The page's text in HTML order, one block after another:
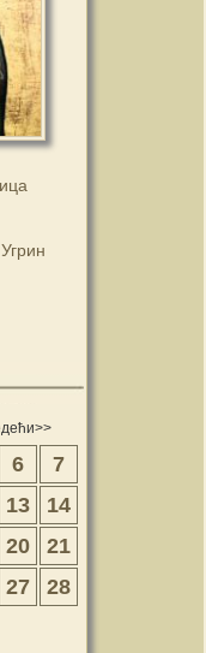
6
7
13
14
20
21
27
28